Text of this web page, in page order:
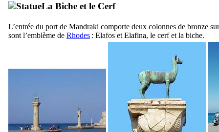
La Biche et le Cerf
L’entrée du port de Mandraki comporte deux colonnes de bronze
sont l’emblème de Rhodes : Elafos et Elafina, le cerf et la biche.